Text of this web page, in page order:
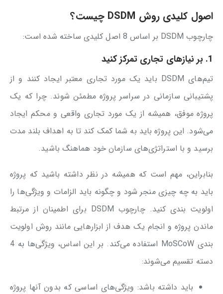
اصول کلیدی روش DSDM چیست؟
چارچوب DSDM بر اساس 8 اصل کلیدی ساخته شده است:
1. بر نیازهای تجاری تمرکز کنید
تیم‌های DSDM باید یک مورد تجاری معتبر ایجاد کنند و از
پشتیبانی سازمانی در سراسر پروژه مطمئن شوند. چرا که یک
پروژه موفق، همیشه از یک مورد تجاری واقعی و محکم ایجاد
می‌شود. این پروژه باید به شما کمک کند تا به اهداف بلند مدت
برسید و با استراتژی‌های سازمان خود هماهنگ باشید.
بنابراین، مهم است که همیشه در نظر داشته باشید که پروژه
باید به چه چیزی منجر شود و چگونه باید الزامات و ویژگی‌ها را
اولویت بندی کنید. چارچوب DSDM برای اطمینان از مرتبط
ماندن پروژه و انجام یک هدف از ابزارهایی مانند روش اولویت
بندی MoSCoW استفاده می‌کند. بر این اساس، ویژگی‌ها به 4
دسته تقسیم می‌شوند:
باید داشته باشد: ویژگی‌های اساسی که بدون آنها پروژه